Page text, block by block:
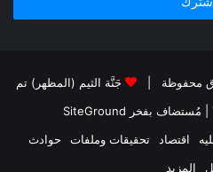
جَنَّة الثيم (المظهر) تم
| مُستضاف بفخر SiteGround
اقتصاد تحقيقات وملفات
حوادث
المزيد